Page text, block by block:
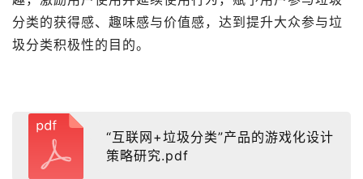
分类的获得感、趣味感与价值感，达到提升大众参与垃
圾分类积极性的目的。
“互联网+垃圾分类”产品的游戏化设计
策略研究.pdf